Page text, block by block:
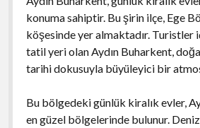
konuma sahiptir. Bu şirin ilçe, Ege
köşesinde yer almaktadır. Turistler
tatil yeri olan Aydın Buharkent,
tarihi dokusuyla büyüleyici bir
Bu bölgedeki günlük kiralık evler,
en güzel bölgelerinde bulunur.